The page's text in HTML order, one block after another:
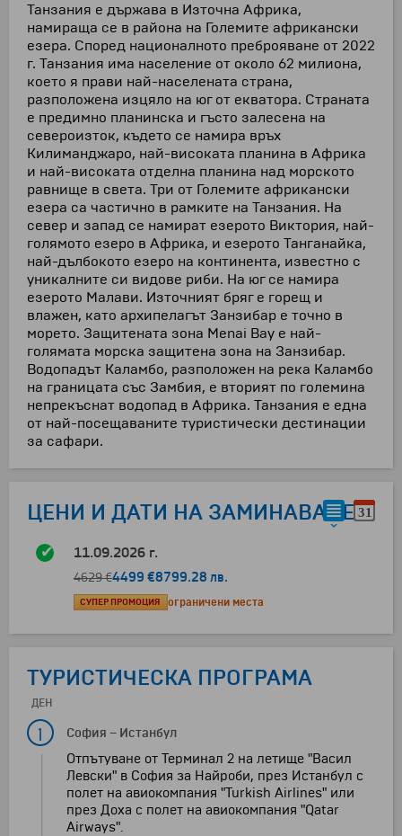
Танзания е държава в Източна Африка,
намираща се в района на Големите африкански
езера. Според националното преброяване от 2022
г. Танзания има население от около 62 милиона,
което я прави най-населената страна,
разположена изцяло на юг от екватора. Страната
е предимно планинска и гъсто залесена на
североизток, където се намира връх
Килиманджаро, най-високата планина в Африка
и най-високата отделна планина над морското
равнище в света. Три от Големите африкански
езера са частично в рамките на Танзания. На
север и запад се намират езерото Виктория, най-
голямото езеро в Африка, и езерото Танганайка,
най-дълбокото езеро на континента, известно с
уникалните си видове риби. На юг се намира
езерото Малави. Източният бряг е горещ и
влажен, като архипелагът Занзибар е точно в
морето. Защитената зона Menai Bay е най-
голямата морска защитена зона на Занзибар.
Водопадът Каламбо, разположен на река Каламбо
на границата със Замбия, е вторият по големина
непрекъснат водопад в Африка. Танзания е една
от най-посещаваните туристически дестинации
за сафари.
ЦЕНИ И ДАТИ НА ЗАМИНАВАНЕ
11.09.2026 г.
4629 €4499 €8799.28 лв.
СУПЕР ПРОМОЦИЯ ограничени места
ТУРИСТИЧЕСКА ПРОГРАМА
ДЕН
1 София – Истанбул
Отпътуване от Терминал 2 на летище "Васил
Левски" в София за Найроби, през Истанбул с
полет на авиокомпания "Turkish Airlines" или
през Доха с полет на авиокомпания "Qatar
Airways".